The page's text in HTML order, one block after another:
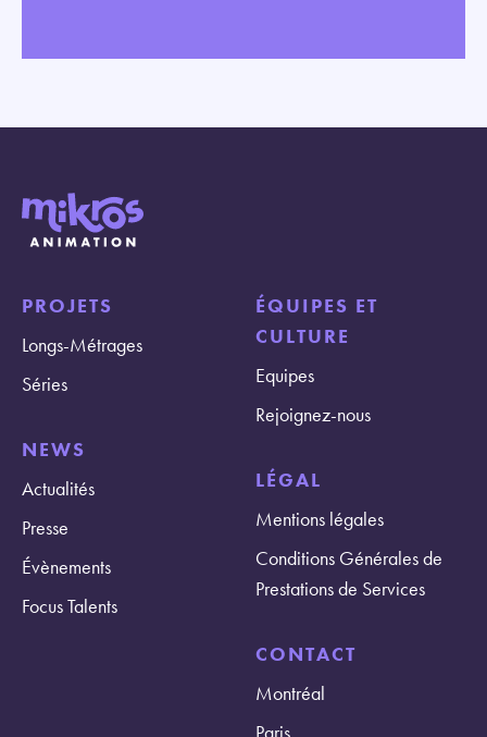
PROJETS
Longs-Métrages
Séries
NEWS
Actualités
Presse
Évènements
Focus Talents
ÉQUIPES ET
CULTURE
Equipes
Rejoignez-nous
LÉGAL
Mentions légales
Conditions Générales de
Prestations de Services
CONTACT
Montréal
Paris